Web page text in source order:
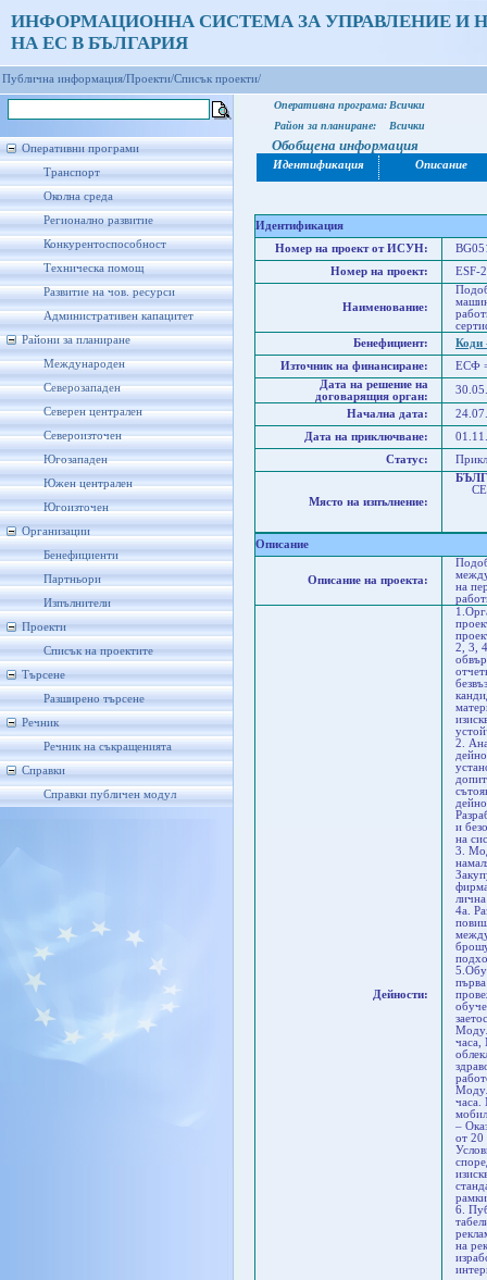
ИНФОРМАЦИОННА СИСТЕМА ЗА УПРАВЛЕНИЕ И
НА ЕС В БЪЛГАРИЯ
Публична информация/Проекти/Списък проекти/
Оперативни програми
Транспорт
Околна среда
Регионално развитие
Конкурентоспособност
Техническа помощ
Развитие на чов. ресурси
Административен капацитет
Райони за планиране
Международен
Северозападен
Северен централен
Североизточен
Югозападен
Южен централен
Югоизточен
Организации
Бенефициенти
Партньори
Изпълнители
Проекти
Списък на проектите
Търсене
Разширено търсене
Речник
Речник на съкращенията
Справки
Справки публичен модул
Оперативна програма: Всички
Район за планиране:
Всички
Обобщена информация
Идентификация Описание
Идентификация
Номер на проект от ИСУН:
Номер на проект:
ESF-
Наименование:
Бенефициент:
Коди
Източник на финансиране:
ЕСФ
Дата на решение на
договарящия орган:
Начална дата:
Дата на приключване:
Статус:
Място на изпълнение:
Описание
Описание на проекта:
на
Дейности:
2, 3,
2.
и
на
3.
4а.
часа,
часа.
–
от 20
6.
на